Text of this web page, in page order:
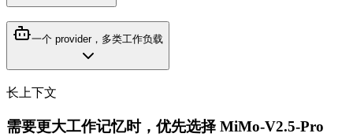
一个 provider，多类工作负载
长上下文
需要更大工作记忆时，优先选择 MiMo-V2.5-Pro